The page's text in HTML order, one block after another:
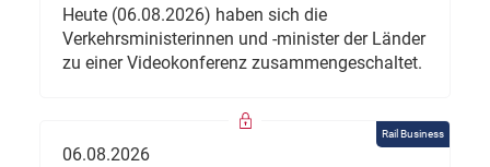
Heute (06.08.2026) haben sich die
Verkehrsministerinnen und -minister der Länder
zu einer Videokonferenz zusammengeschaltet.
Rail Business
06.08.2026